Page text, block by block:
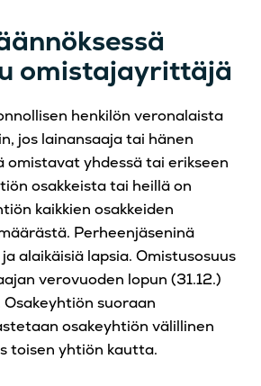
omistajayrittäjä
henkilön veronalaista
jos lainansaaja tai hänen
omistavat yhdessä tai erikseen
osakkeista tai heillä on
kaikkien osakkeiden
Perheenjäseninä
alaikäisiä lapsia. Omistusosuus
verovuoden lopun (31.12.)
suoraan
osakeyhtiön välillinen
toisen yhtiön kautta.